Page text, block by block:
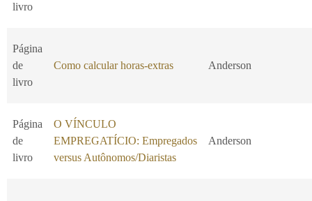
livro
Página
de
livro
Como calcular horas-extras Anderson
Página
de
livro
O VÍNCULO
EMPREGATÍCIO: Empregados
versus Autônomos/Diaristas
Anderson